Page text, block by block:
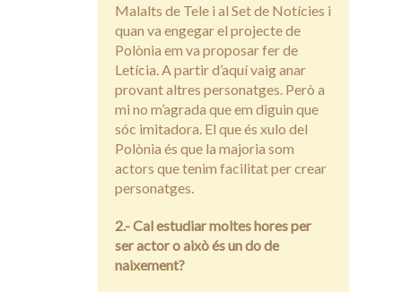
Malalts de Tele i al Set de Notícies i
quan va engegar el projecte de
Polònia em va proposar fer de
Letícia. A partir d’aquí vaig anar
provant altres personatges. Però a
mi no m’agrada que em diguin que
sóc imitadora. El que és xulo del
Polònia és que la majoria som
actors que tenim facilitat per crear
personatges.
2.- Cal estudiar moltes hores per
ser actor o això és un do de
naixement?